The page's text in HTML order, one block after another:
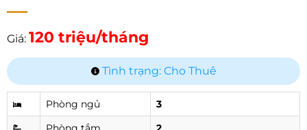
Giá: 120 triệu/tháng
Tình trạng: Cho Thuê
Phòng ngủ
3